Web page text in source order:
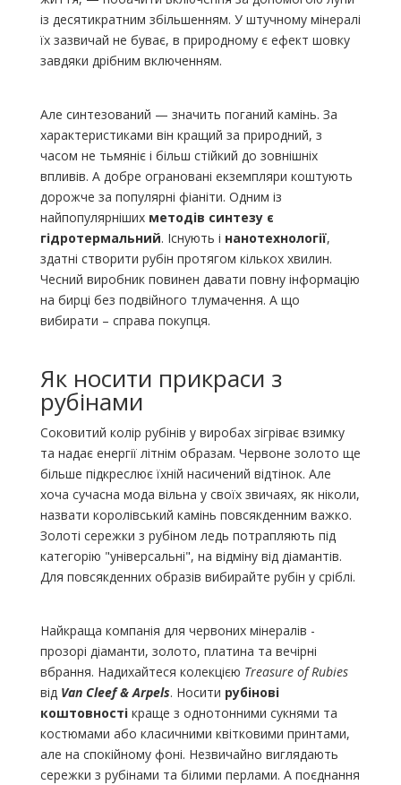
із десятикратним збільшенням. У штучному мінералі
їх зазвичай не буває, в природному є ефект шовку
завдяки дрібним включенням.
Але синтезований — значить поганий камінь. За
характеристиками він кращий за природний, з
часом не тьмяніє і більш стійкий до зовнішніх
впливів. А добре ограновані екземпляри коштують
дорожче за популярні фіаніти. Одним із
найпопулярніших методів синтезу є
гідротермальний. Існують і нанотехнології,
здатні створити рубін протягом кількох хвилин.
Чесний виробник повинен давати повну інформацію
на бирці без подвійного тлумачення. А що
вибирати – справа покупця.
Як носити прикраси з
рубінами
Соковитий колір рубінів у виробах зігріває взимку
та надає енергії літнім образам. Червоне золото ще
більше підкреслює їхній насичений відтінок. Але
хоча сучасна мода вільна у своїх звичаях, як ніколи,
назвати королівський камінь повсякденним важко.
Золоті сережки з рубіном ледь потрапляють під
категорію "універсальні", на відміну від діамантів.
Для повсякденних образів вибирайте рубін у сріблі.
Найкраща компанія для червоних мінералів -
прозорі діаманти, золото, платина та вечірні
вбрання. Надихайтеся колекцією Treasure of Rubies
від Van Cleef & Arpels. Носити рубінові
коштовностікраще з однотонними сукнями та
костюмами або класичними квітковими принтами,
але на спокійному фоні. Незвичайно виглядають
сережки з рубінами та білими перлами. А поєднання